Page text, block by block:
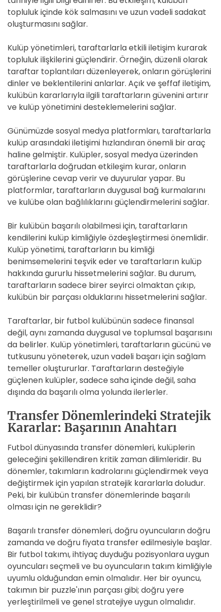
topluluk içinde kök salmasını ve uzun vadeli sadakat
oluşturmasını sağlar.
Kulüp yönetimleri, taraftarlarla etkili iletişim kurarak
topluluk ilişkilerini güçlendirir. Örneğin, düzenli olarak
taraftar toplantıları düzenleyerek, onların görüşlerini
dinler ve beklentilerini anlarlar. Açık ve şeffaf iletişim,
kulübün kararlarıyla ilgili taraftarların güvenini artırır
ve kulüp yönetimini desteklemelerini sağlar.
Günümüzde sosyal medya platformları, taraftarlarla
kulüp arasındaki iletişimi hızlandıran önemli bir araç
haline gelmiştir. Kulüpler, sosyal medya üzerinden
taraftarlarla doğrudan etkileşim kurar, onların
görüşlerine cevap verir ve duyurular yapar. Bu
platformlar, taraftarların duygusal bağ kurmalarını
ve kulübe olan bağlılıklarını güçlendirmelerini sağlar.
Bir kulübün başarılı olabilmesi için, taraftarların
kendilerini kulüp kimliğiyle özdeşleştirmesi önemlidir.
Kulüp yönetimi, taraftarların bu kimliği
benimsemelerini teşvik eder ve taraftarların kulüp
hakkında gururlu hissetmelerini sağlar. Bu durum,
taraftarların sadece birer seyirci olmaktan çıkıp,
kulübün bir parçası olduklarını hissetmelerini sağlar.
Taraftarlar, bir futbol kulübünün sadece finansal
değil, aynı zamanda duygusal ve toplumsal başarısını
da belirler. Kulüp yönetimleri, taraftarların gücünü ve
tutkusunu yöneterek, uzun vadeli başarı için sağlam
temeller oluştururlar. Taraftarların desteğiyle
güçlenen kulüpler, sadece saha içinde değil, saha
dışında da başarılı olma yolunda ilerlerler.
Transfer Dönemlerindeki Stratejik
Kararlar: Başarının Anahtarı
Futbol dünyasında transfer dönemleri, kulüplerin
geleceğini şekillendiren kritik zaman dilimleridir. Bu
dönemler, takımların kadrolarını güçlendirmek veya
değiştirmek için yapılan stratejik kararlarla doludur.
Peki, bir kulübün transfer dönemlerinde başarılı
olması için ne gereklidir?
Başarılı transfer dönemleri, doğru oyuncuların doğru
zamanda ve doğru fiyata transfer edilmesiyle başlar.
Bir futbol takımı, ihtiyaç duyduğu pozisyonlara uygun
oyuncuları seçmeli ve bu oyuncuların takım kimliğiyle
uyumlu olduğundan emin olmalıdır. Her bir oyuncu,
takımın bir puzzle'ının parçası gibi; doğru yere
yerleştirilmeli ve genel stratejiye uygun olmalıdır.